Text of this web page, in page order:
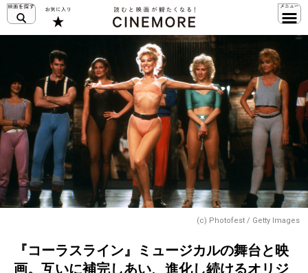
(c) Photofest / Getty Images
『コーラスライン』ミュージカルの舞台と映
画。互いに補完しあい、進化し続けるオリジ